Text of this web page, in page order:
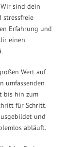
sind dein
stressfreie
Erfahrung und
einen
Wert auf
umfassenden
bis hin zum
für Schritt.
und
abläuft.